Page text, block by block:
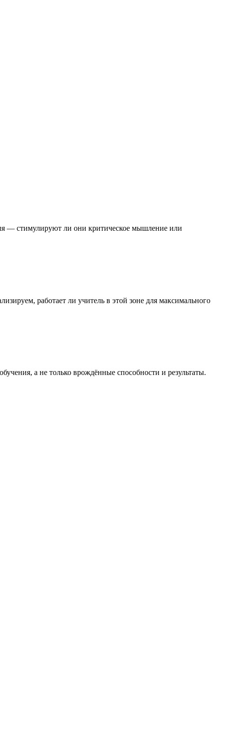
— стимулируют ли они критическое мышление или
работает ли учитель в этой зоне для максимального
а не только врождённые способности и результаты.